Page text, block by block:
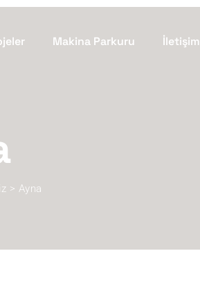
Makina Parkuru İletişim
> Ayna